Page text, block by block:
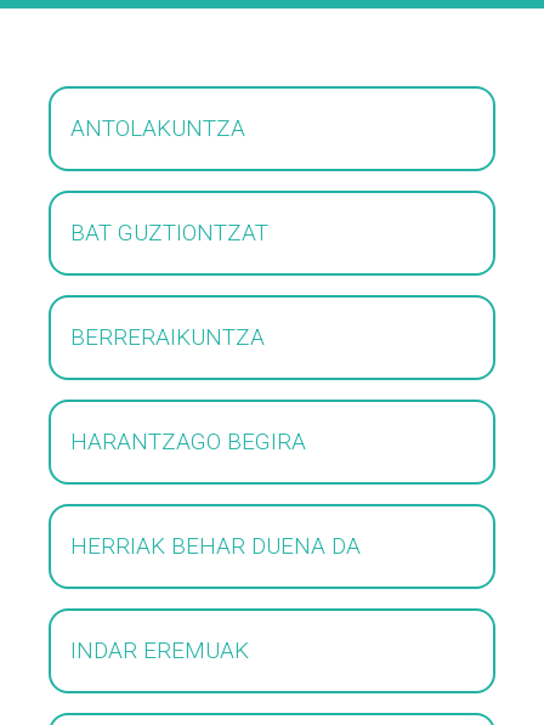
ANTOLAKUNTZA
BAT GUZTIONTZAT
BERRERAIKUNTZA
HARANTZAGO BEGIRA
HERRIAK BEHAR DUENA DA
INDAR EREMUAK